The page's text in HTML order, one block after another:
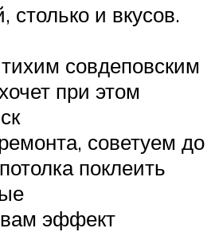
столько и вкусов.
совдеповским
при этом
советуем до
поклеить
эффект